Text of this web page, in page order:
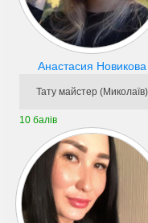
Анастасия Новикова
Тату майстер (Миколаїв)
10 балів